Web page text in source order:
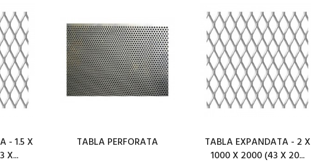
- 1.5 X
X...
TABLA PERFORATA
TABLA EXPANDATA - 2 X
1000 X 2000 (43 X 20...